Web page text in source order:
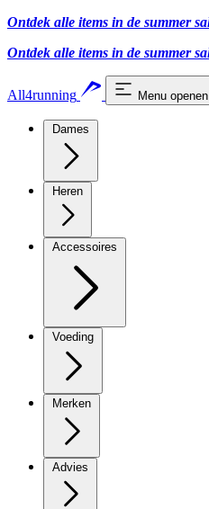
Ontdek alle items in de summer
Ontdek alle items in de summer
All4running Menu openen
Dames
Heren
Accessoires
Voeding
Merken
Advies